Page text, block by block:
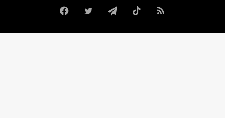
FacebookTwitterTelegramTikTokRSS